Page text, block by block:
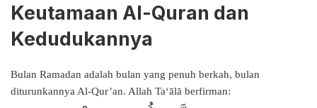
Keutamaan Al-Quran dan
Kedudukannya
Bulan Ramadan adalah bulan yang penuh berkah, bulan
diturunkannya Al-Qur’an. Allah Ta‘ālā berfirman: